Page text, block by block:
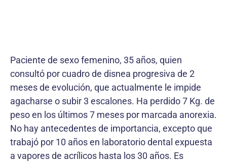
Paciente de sexo femenino, 35 años, quien
consultó por cuadro de disnea progresiva de 2
meses de evolución, que actualmente le impide
agacharse o subir 3 escalones. Ha perdido 7 Kg. de
peso en los últimos 7 meses por marcada anorexia.
No hay antecedentes de importancia, excepto que
trabajó por 10 años en laboratorio dental expuesta
a vapores de acrílicos hasta los 30 años. Es